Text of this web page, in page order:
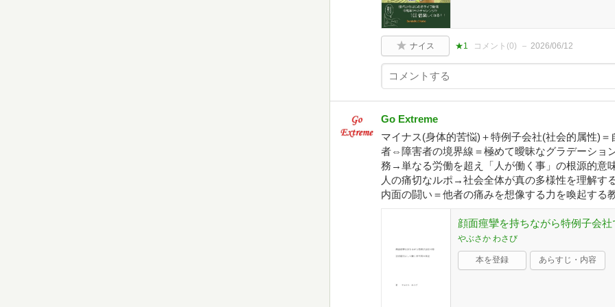
ナイス ★1 コメント(0) 2026/06/12
Go Extreme
マイナス(身体的苦悩)＋特例子会社(社会的属性)
者⇔障害者の境界線＝極めて曖昧なグラデーショ
務→単なる労働を超え「人が働く事」の根源的意
人の痛切なルポ→社会全体が真の多様性を理解す
内面の闘い＝他者の痛みを想像する力を喚起する
顔面痙攣を持ちながら特例子会
やぶさか わさび
本を登録 あらすじ・内容